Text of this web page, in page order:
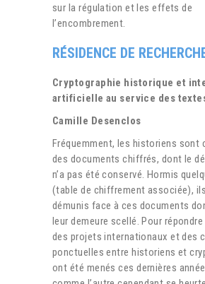
sur la régulation et les effets de
l’encombrement.
RÉSIDENCE DE
Cryptographie historique et
artificielle au service des
Camille Desenclos
Fréquemment, les historiens sont
des documents chiffrés, dont le
n’a pas été conservé. Hormis
(table de chiffrement associée),
démunis face à ces documents
leur demeure scellé. Pour
des projets internationaux et des
ponctuelles entre historiens et
ont été menés ces dernières